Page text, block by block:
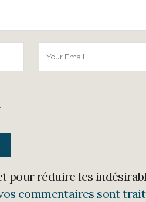
pour réduire les
commentaires sont